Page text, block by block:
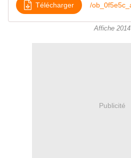
Télécharger
Affiche 2014
Publicité